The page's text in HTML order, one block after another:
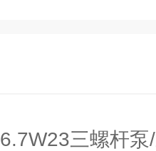
三螺杆泵